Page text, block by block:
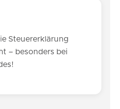
Steuererklärung
– besonders bei